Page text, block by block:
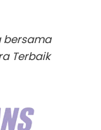
bersama
Terbaik